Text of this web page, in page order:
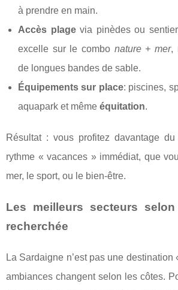
à prendre en main.
Accès plagevia pinèdes ou
excelle sur le combo nature + mer,
de longues bandes de sable.
Équipements sur place: piscines,
aquapark et même équitation.
Résultat : vous profitez davantage
rythme « vacances » immédiat, que
mer, le sport, ou le bien‑être.
Les meilleurs secteurs selon
recherchée
La Sardaigne n’est pas une destination
ambiances changent selon les côtes.